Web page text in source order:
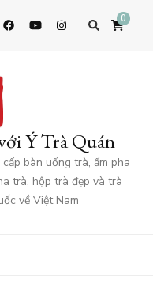
0
Ý Trà Quán
bàn uống trà, ấm pha
trà, hộp trà đẹp và trà
về Việt Nam